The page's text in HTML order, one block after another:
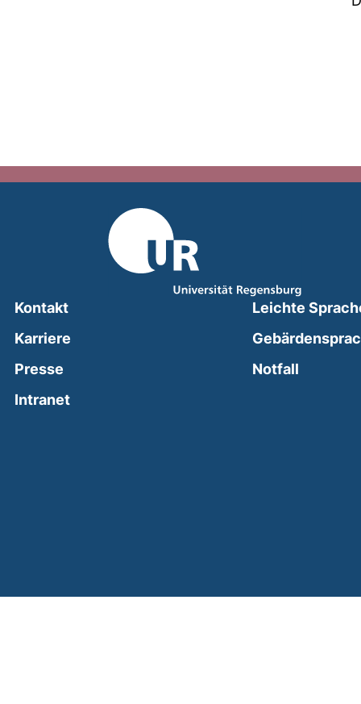
Kontakt
Karriere
Presse
Intranet(external link, opens in a new window)
Leichte
Notfall